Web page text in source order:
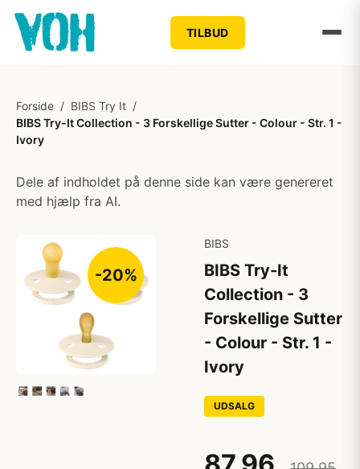
TILBUD
Forside / BIBS Try It /
BIBS Try-It Collection - 3 Forskellige Sutter - Colour - Str. 1 -
Ivory
Dele af indholdet på denne side kan være genereret
med hjælp fra AI.
-20%
BIBS
BIBS Try-It
Collection - 3
Forskellige Sutter
- Colour - Str. 1 -
Ivory
UDSALG